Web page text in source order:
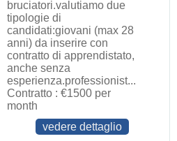
bruciatori.valutiamo due
tipologie di
candidati:giovani (max 28
anni) da inserire con
contratto di apprendistato,
anche senza
esperienza.professionist...
Contratto : €1500 per
month
vedere dettaglio